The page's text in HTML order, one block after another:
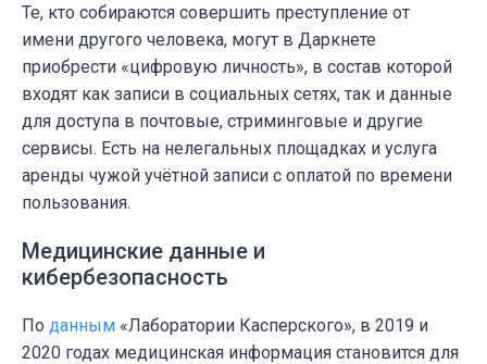
Те, кто собираются совершить преступление от
имени другого человека, могут в Даркнете
приобрести «цифровую личность», в состав которой
входят как записи в социальных сетях, так и данные
для доступа в почтовые, стриминговые и другие
сервисы. Есть на нелегальных площадках и услуга
аренды чужой учётной записи с оплатой по времени
пользования.
Медицинские данные и
кибербезопасность
По данным «Лаборатории Касперского», в 2019 и
2020 годах медицинская информация становится для